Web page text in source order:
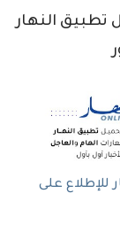
النهار
للإطلاع على